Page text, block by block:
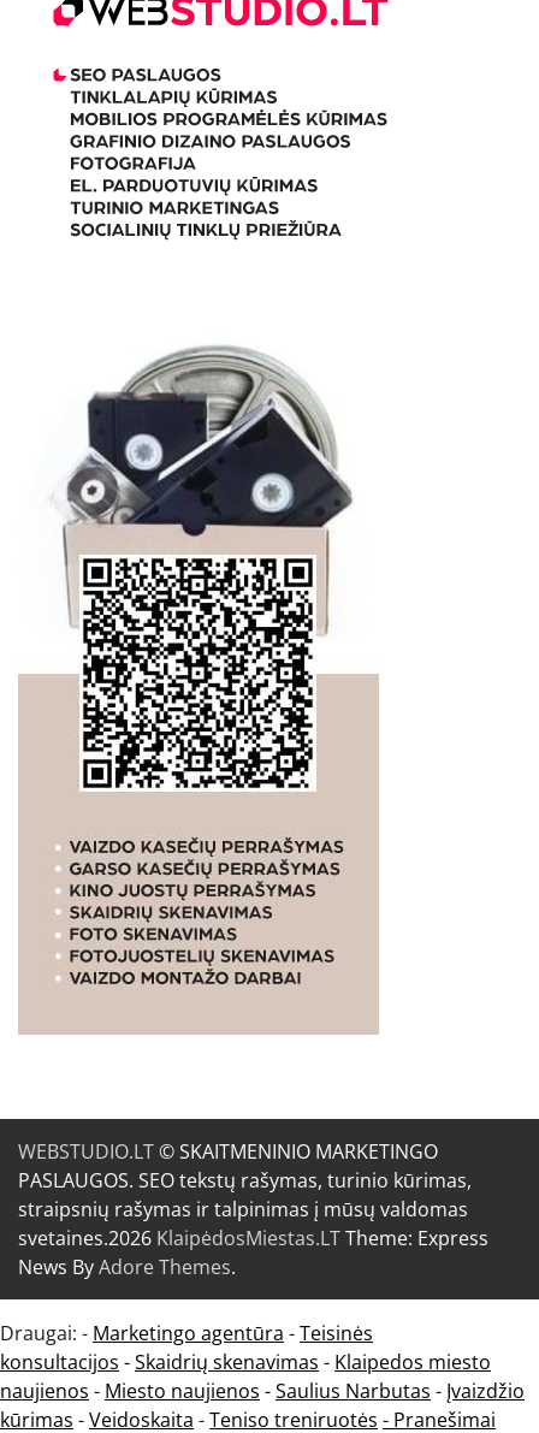
WEBSTUDIO.LT© SKAITMENINIO MARKETINGO
PASLAUGOS. SEO tekstų rašymas, turinio kūrimas,
straipsnių rašymas ir talpinimas į mūsų valdomas
svetaines.2026 KlaipėdosMiestas.LTTheme: Express
News ByAdore Themes.
Draugai: - Marketingo agentūra -Teisinės
konsultacijos -Skaidrių skenavimas - Klaipedos miesto
naujienos - Miesto naujienos -Saulius Narbutas - Įvaizdžio
kūrimas -Veidoskaita -Teniso treniruotės - Pranešimai